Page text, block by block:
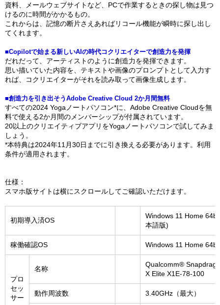
資料、メールウェブサイトなど、PCで作業するときの探し物は見つ
けるのに時間がかかるもの。
これからは、記憶の断片さえあればリコール機能が瞬時に探し出し
てくれます。
■Copilotで始まる新しいAIの時代コクリエイターで創造力を発揮
だれだって、アーティストのように創造力を発揮できます。
思い描いていた内容を、テキストや画像のプロンプトとして入力す
れば、コクリエイターがそれを読み取って画像生成します。
■創造力を引き出そうAdobe Creative Cloud 2か月間無料
すべての2024 Yogaノートパソコン*に、Adobe Creative Cloudを無
料で使える2か月間のメンバーシップが付属されています。
20以上のクリエイティブアプリをYogaノートパソコンで試してみま
しょう。
*本特典は2024年11月30日までに引き換える必要があります。利用
条件が適用されます。
仕様：
スマホ版サイトは横にスクロールしてご確認いただけます。
初期導入済OS
Windows 11 Home
本語版)
稼働確認OS Windows 11 Home 64bit
プロ
セッ
サー
名称
Qualcomm®
X Elite X1E-78-100
動作周波数 3.40GHz（最大）